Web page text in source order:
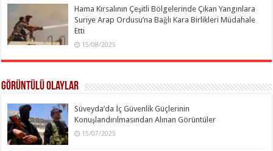
Hama Kırsalının Çeşitli Bölgelerinde Çıkan Yangınlara
Suriye Arap Ordusu’na Bağlı Kara Birlikleri Müdahale
Etti
15/08/2025
Görüntülü Olaylar
Süveyda’da İç Güvenlik Güçlerinin
Konuşlandırılmasından Alınan Görüntüler
15/07/2025